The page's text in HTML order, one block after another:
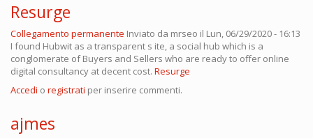
Resurge
Collegamento permanente Inviato da mrseo il Lun, 06/29/2020 - 16:13
I found Hubwit as a transparent s ite, a social hub which is a
conglomerate of Buyers and Sellers who are ready to offer online
digital consultancy at decent cost. Resurge
Accedi o registrati per inserire commenti.
ajmes